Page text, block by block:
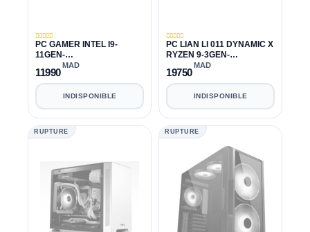
PC GAMER INTEL I9-
11GEN-
11900K|16GB|1TB|RTX
3060 12GB
11990
MAD
INDISPONIBLE
PC LIAN LI 011 DYNAMIC X
RYZEN 9-3GEN-
3950X|32GB|1TB|RTX 3060
12GB
19750
MAD
INDISPONIBLE
RUPTURE RUPTURE